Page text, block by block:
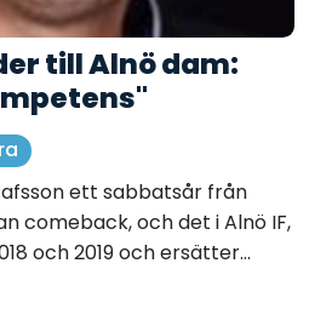
till Alnö dam:
ett sabbatsår från
comeback, och det i Alnö IF,
och 2019 och ersätter...